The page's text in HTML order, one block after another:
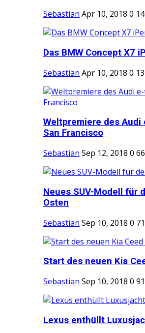
Sebastian Apr 10, 2018 0
Das BMW Concept X7
Sebastian Apr 10, 2018 0
Weltpremiere des Audi
San Francisco
Sebastian Sep 12, 2018 0
Neues SUV-Modell für
Osten
Sebastian Sep 10, 2018 0
Start des neuen Kia
Sebastian Sep 10, 2018 0
Lexus enthüllt